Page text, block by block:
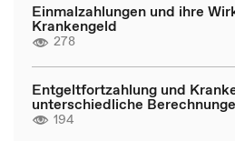
Einmalzahlungen und ihre
Krankengeld
278
Entgeltfortzahlung und
unterschiedliche
194